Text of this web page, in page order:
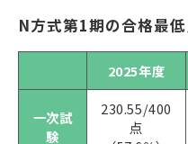
N方式第1期の合格最
2025年度
一次試
験
230.55/400
点